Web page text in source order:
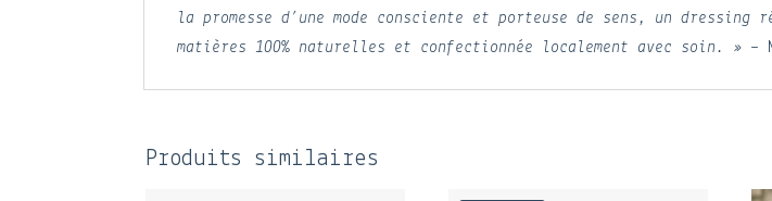
la promesse d’une mode consciente et porteuse de sens, un
matières 100% naturelles et confectionnée localement avec soin. » –
Produits similaires